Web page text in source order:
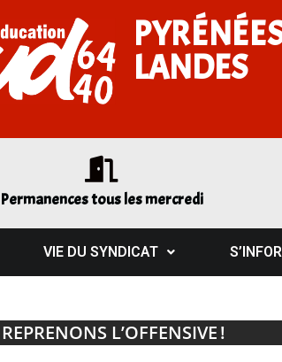
LANDES
Permanences tous les mercredi
VIE DU SYNDICAT
L’OFFENSIVE !